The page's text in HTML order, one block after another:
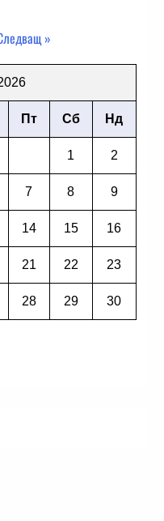
»
Пт Сб Нд
1 2
7 8 9
14 15 16
21 22 23
28 29 30